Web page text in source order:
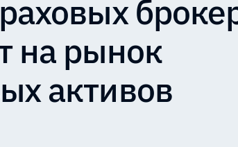
на рынок
активов